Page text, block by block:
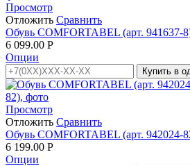
Просмотр
Отложить Сравнить
Обувь COMFORTABEL (арт. 941637-
6 099.00 Р
Опции
Купить в
Просмотр
Отложить Сравнить
Обувь COMFORTABEL (арт. 942024-
6 199.00 Р
Опции